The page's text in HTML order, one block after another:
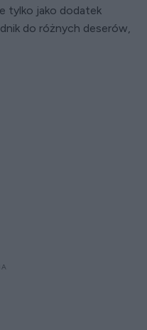
tylko jako dodatek
do różnych deserów,